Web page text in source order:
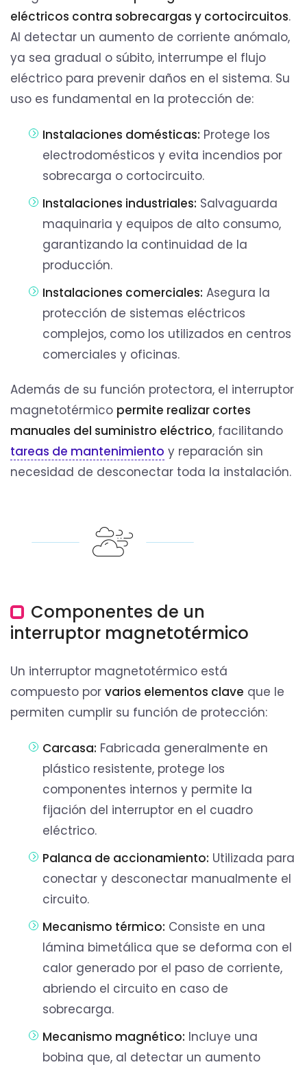
eléctricos contra sobrecargas y cortocircuitos.
Al detectar un aumento de corriente anómalo,
ya sea gradual o súbito, interrumpe el flujo
eléctrico para prevenir daños en el sistema. Su
uso es fundamental en la protección de:
Instalaciones domésticas: Protege los
electrodomésticos y evita incendios por
sobrecarga o cortocircuito.
Instalaciones industriales: Salvaguarda
maquinaria y equipos de alto consumo,
garantizando la continuidad de la
producción.
Instalaciones comerciales: Asegura la
protección de sistemas eléctricos
complejos, como los utilizados en centros
comerciales y oficinas.
Además de su función protectora, el interruptor
magnetotérmico permite realizar cortes
manuales del suministro eléctrico, facilitando
tareas de mantenimiento y reparación sin
necesidad de desconectar toda la instalación.
Componentes de un
interruptor magnetotérmico
Un interruptor magnetotérmico está
compuesto por varios elementos clave que le
permiten cumplir su función de protección:
Carcasa: Fabricada generalmente en
plástico resistente, protege los
componentes internos y permite la
fijación del interruptor en el cuadro
eléctrico.
Palanca de accionamiento: Utilizada para
conectar y desconectar manualmente el
circuito.
Mecanismo térmico: Consiste en una
lámina bimetálica que se deforma con el
calor generado por el paso de corriente,
abriendo el circuito en caso de
sobrecarga.
Mecanismo magnético: Incluye una
bobina que, al detectar un aumento